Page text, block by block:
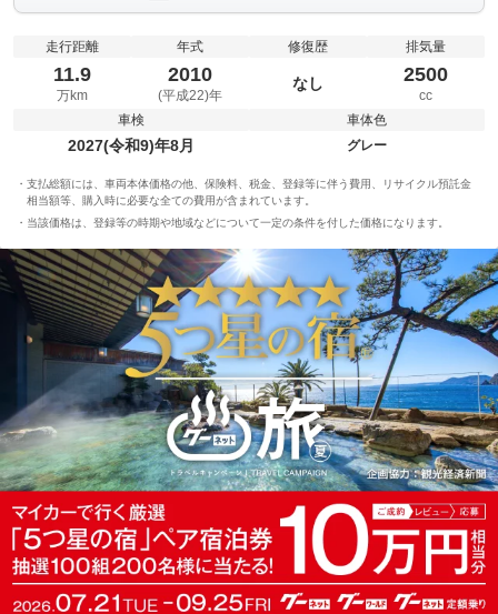
走行距離
11.9
万km
年式
2010
(平成22)年
修復歴
なし
排気量
2500
cc
車検
2027(令和9)年8月
車体色
グレー
支払総額には、車両本体価格の他、保険料、税金、登録等に伴う費用、リサイクル預託金
相当額等、購入時に必要な全ての費用が含まれています。
当該価格は、登録等の時期や地域などについて一定の条件を付した価格になります。